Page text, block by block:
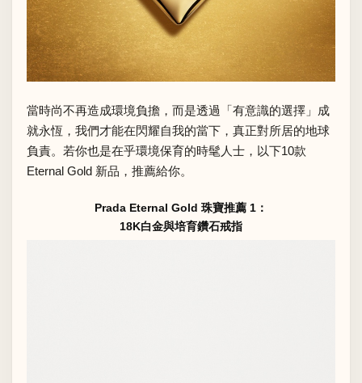
當時尚不再造成環境負擔，而是透過「有意識的選擇」成
就永恆，我們才能在閃耀自我的當下，真正對所居的地球
負責。若你也是在乎環境保育的時髦人士，以下10款
Eternal Gold 新品，推薦給你。
Prada Eternal Gold 珠寶推薦 1：
18K白金與培育鑽石戒指